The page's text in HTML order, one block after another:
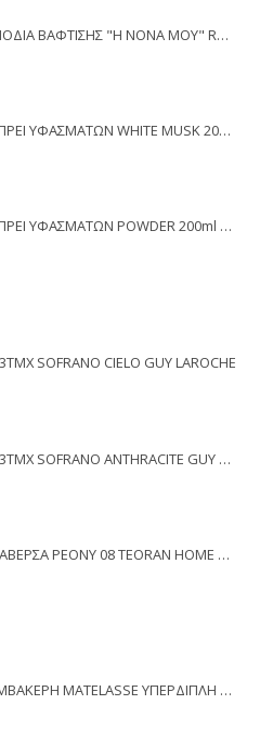
ΚΕΝΤΗΜΕΝΗ ΠΟΔΙΑ ΒΑΦΤΙΣΗΣ "Η ΝΟΝΑ ΜΟΥ" RAISON D'ETRE
ΑΡΩΜΑΤΙΚΟ ΣΠΡΕΙ ΥΦΑΣΜΑΤΩΝ WHITE MUSK 200ml ELEGANT
ΑΡΩΜΑΤΙΚΟ ΣΠΡΕΙ ΥΦΑΣΜΑΤΩΝ POWDER 200ml ELEGANT
SOFRANO CIELO GUY LAROCHE
ΣΕΤ ΠΕΤΣΕΤΕΣ 3ΤΜΧ SOFRANO ANTHRACITE GUY LAROCHE
ΣΕΤ ΚΑΡΕ & ΤΡΑΒΕΡΣΑ PEONY 08 TEORAN HOME & MORE
ΚΟΥΒΕΡΤΑ ΒΑΜΒΑΚΕΡΗ MATELASSE ΥΠΕΡΔΙΠΛΗ DRIFT NIMA HOME